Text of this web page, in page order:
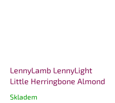
LennyLamb LennyLight
Little Herringbone Almond
Průměrné
Skladem